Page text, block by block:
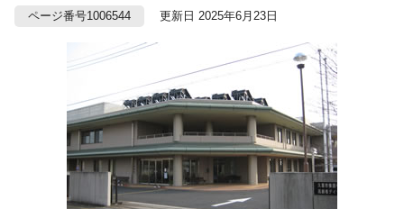
ページ番号1006544 更新日 2025年6月23日